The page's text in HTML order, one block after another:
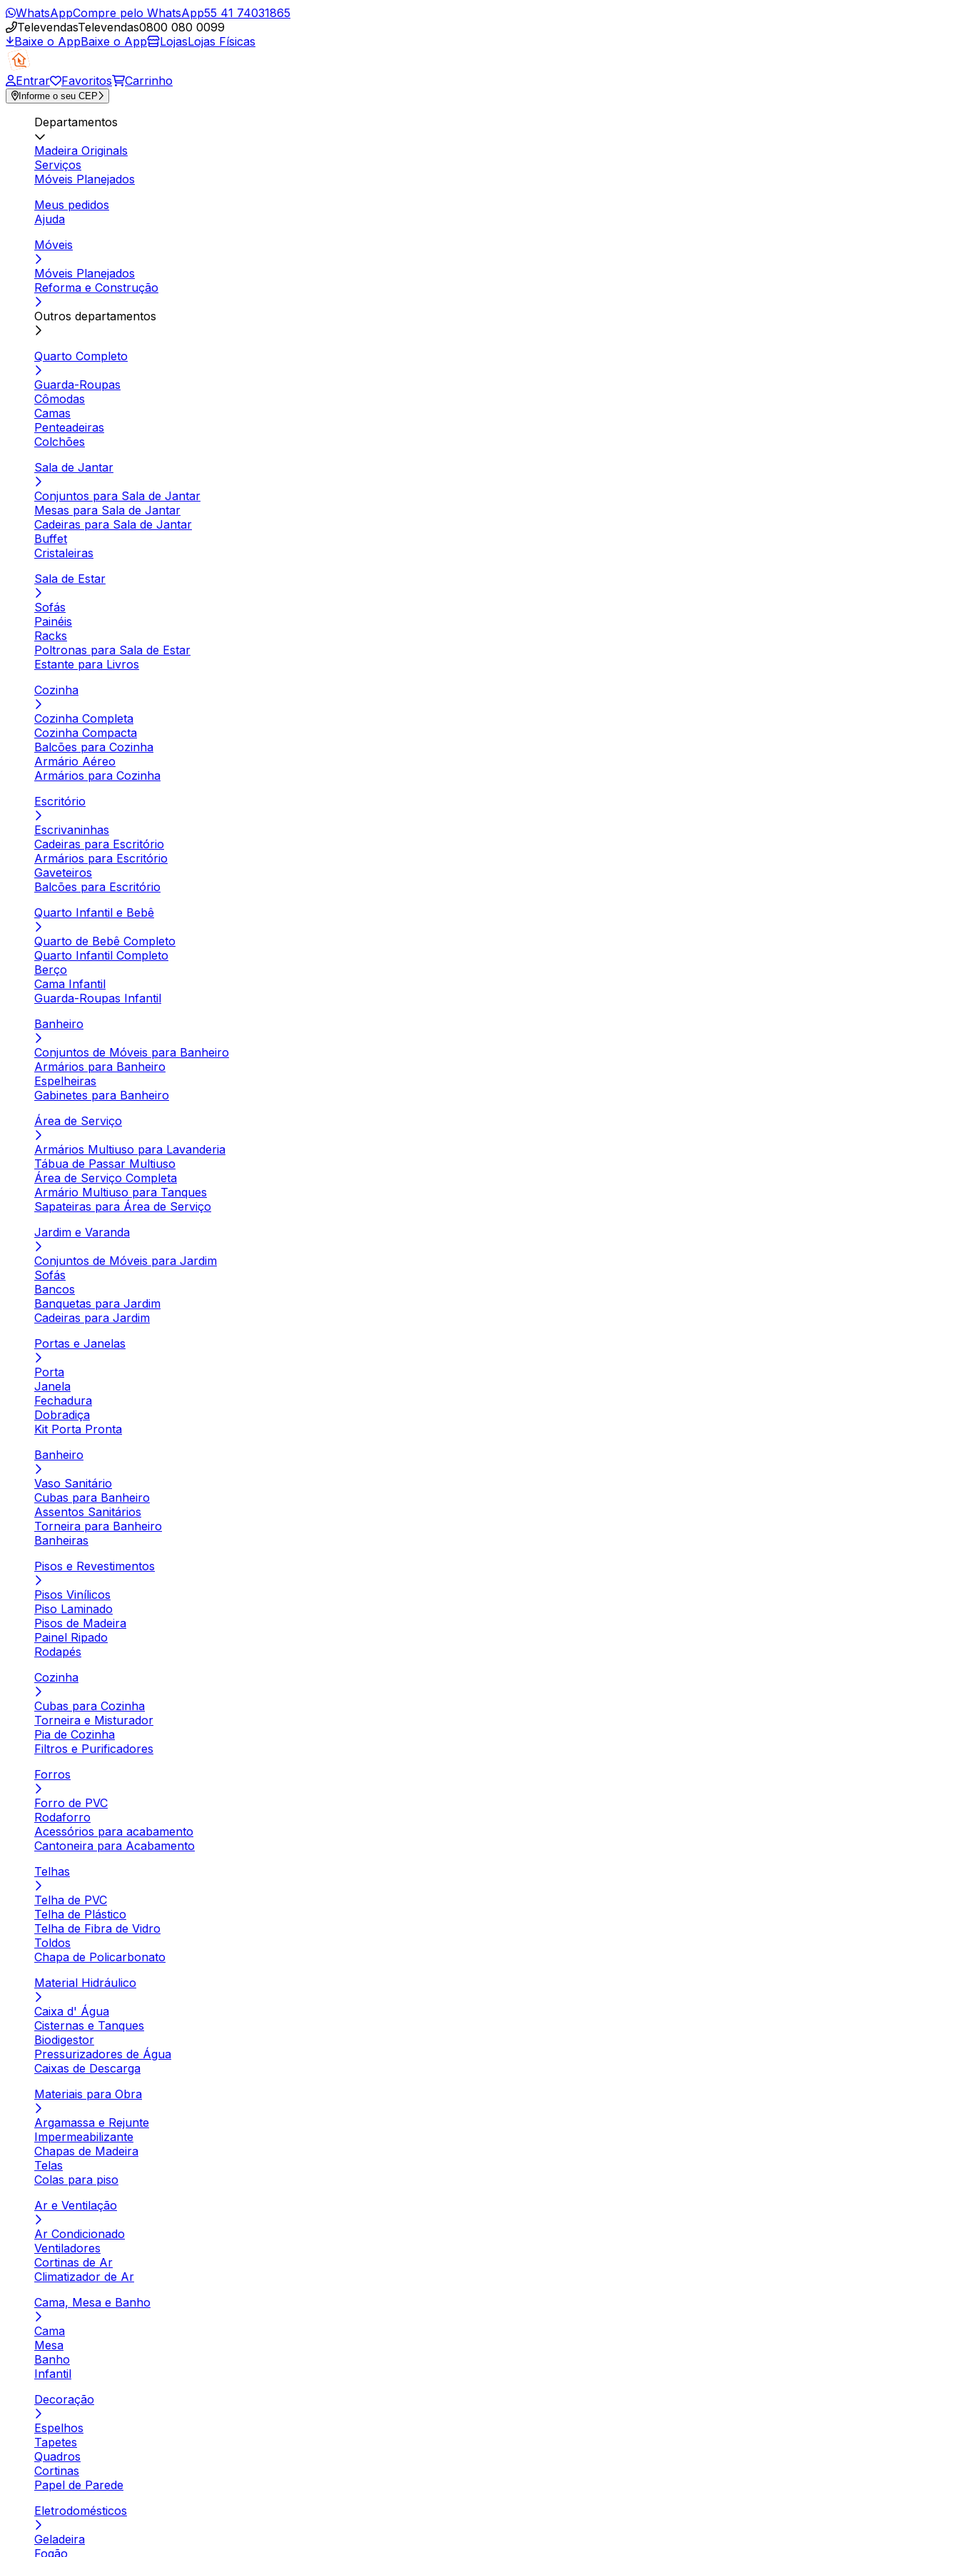
WhatsAppCompre pelo WhatsApp55 41 74031865
TelevendasTelevendas0800 080 0099
Baixe o AppBaixe o App LojasLojas Físicas
Entrar Favoritos Carrinho
Informe o seu CEP
Departamentos
Madeira Originals
Serviços
Móveis Planejados
Meus pedidos
Ajuda
Móveis
Móveis Planejados
Reforma e Construção
Outros departamentos
Quarto Completo
Guarda-Roupas
Cômodas
Camas
Penteadeiras
Colchões
Sala de Jantar
Conjuntos para Sala de Jantar
Mesas para Sala de Jantar
Cadeiras para Sala de Jantar
Buffet
Cristaleiras
Sala de Estar
Sofás
Painéis
Racks
Poltronas para Sala de Estar
Estante para Livros
Cozinha
Cozinha Completa
Cozinha Compacta
Balcões para Cozinha
Armário Aéreo
Armários para Cozinha
Escritório
Escrivaninhas
Cadeiras para Escritório
Armários para Escritório
Gaveteiros
Balcões para Escritório
Quarto Infantil e Bebê
Quarto de Bebê Completo
Quarto Infantil Completo
Berço
Cama Infantil
Guarda-Roupas Infantil
Banheiro
Conjuntos de Móveis para Banheiro
Armários para Banheiro
Espelheiras
Gabinetes para Banheiro
Área de Serviço
Armários Multiuso para Lavanderia
Tábua de Passar Multiuso
Área de Serviço Completa
Armário Multiuso para Tanques
Sapateiras para Área de Serviço
Jardim e Varanda
Conjuntos de Móveis para Jardim
Sofás
Bancos
Banquetas para Jardim
Cadeiras para Jardim
Portas e Janelas
Porta
Janela
Fechadura
Dobradiça
Kit Porta Pronta
Banheiro
Vaso Sanitário
Cubas para Banheiro
Assentos Sanitários
Torneira para Banheiro
Banheiras
Pisos e Revestimentos
Pisos Vinílicos
Piso Laminado
Pisos de Madeira
Painel Ripado
Rodapés
Cozinha
Cubas para Cozinha
Torneira e Misturador
Pia de Cozinha
Filtros e Purificadores
Forros
Forro de PVC
Rodaforro
Acessórios para acabamento
Cantoneira para Acabamento
Telhas
Telha de PVC
Telha de Plástico
Telha de Fibra de Vidro
Toldos
Chapa de Policarbonato
Material Hidráulico
Caixa d' Água
Cisternas e Tanques
Biodigestor
Pressurizadores de Água
Caixas de Descarga
Materiais para Obra
Argamassa e Rejunte
Impermeabilizante
Chapas de Madeira
Telas
Colas para piso
Ar e Ventilação
Ar Condicionado
Ventiladores
Cortinas de Ar
Climatizador de Ar
Cama, Mesa e Banho
Cama
Mesa
Banho
Infantil
Decoração
Espelhos
Tapetes
Quadros
Cortinas
Papel de Parede
Eletrodomésticos
Geladeira
Fogão